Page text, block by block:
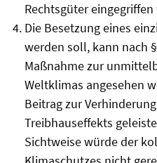
Rechtsgüter eingegriffen
Die Besetzung eines
werden soll, kann nach
Maßnahme zur
Weltklimas angesehen
Beitrag zur
Treibhauseffekts
Sichtweise würde der